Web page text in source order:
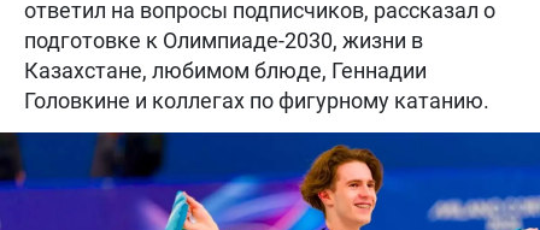
ответил на вопросы подписчиков, рассказал о
подготовке к Олимпиаде-2030, жизни в
Казахстане, любимом блюде, Геннадии
Головкине и коллегах по фигурному катанию.